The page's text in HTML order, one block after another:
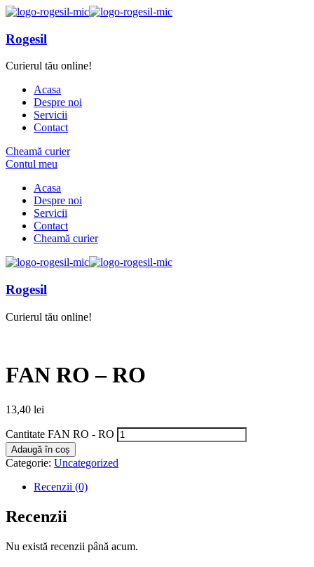
Rogesil
Curierul tău online!
Acasa
Despre noi
Servicii
Contact
Cheamă curier
Contul meu
Acasa
Despre noi
Servicii
Contact
Cheamă curier
Rogesil
Curierul tău online!
FAN RO – RO
13,40 lei
Cantitate FAN RO - RO
Adaugă în coș
Categorie: Uncategorized
Recenzii (0)
Recenzii
Nu există recenzii până acum.